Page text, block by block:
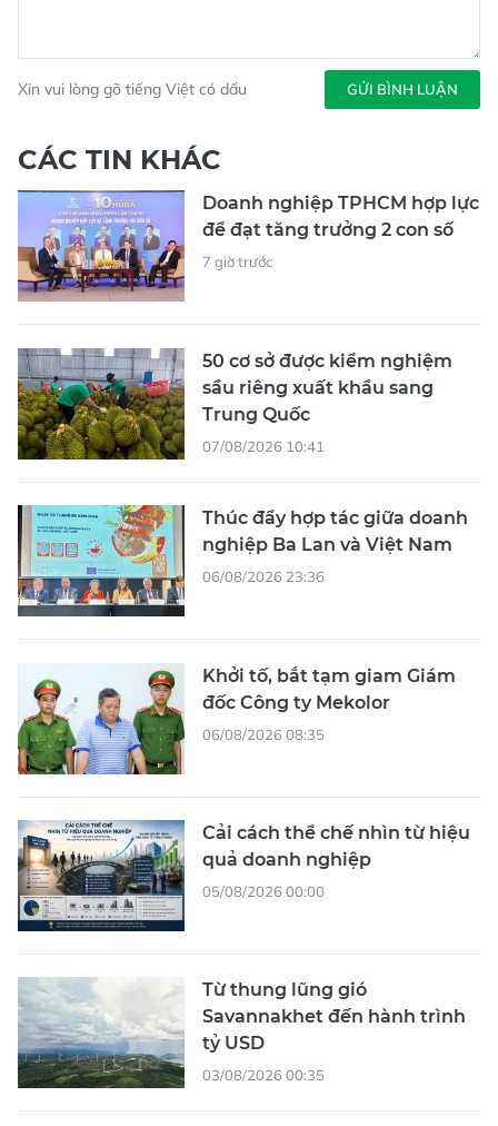
Xin vui lòng gõ tiếng Việt có dấu GỬI BÌNH LUẬN
CÁC TIN KHÁC
Doanh nghiệp TPHCM hợp lực
để đạt tăng trưởng 2 con số
7 giờ trước
50 cơ sở được kiểm nghiệm
sầu riêng xuất khẩu sang
Trung Quốc
07/08/2026 10:41
Thúc đẩy hợp tác giữa doanh
nghiệp Ba Lan và Việt Nam
06/08/2026 23:36
Khởi tố, bắt tạm giam Giám
đốc Công ty Mekolor
06/08/2026 08:35
Cải cách thể chế nhìn từ hiệu
quả doanh nghiệp
05/08/2026 00:00
Từ thung lũng gió
Savannakhet đến hành trình
tỷ USD
03/08/2026 00:35